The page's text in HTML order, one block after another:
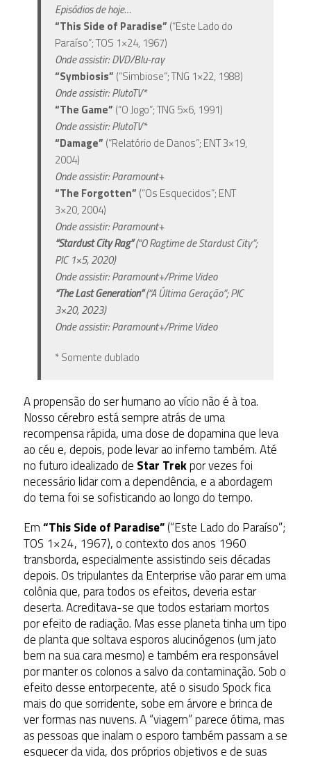
Episódios de hoje…
“This Side of Paradise” (“Este Lado do
Paraíso”; TOS 1×24, 1967)
Onde assistir: DVD/Blu-ray
“Symbiosis” (“Simbiose”; TNG 1×22, 1988)
Onde assistir: PlutoTV*
“The Game” (“O Jogo”; TNG 5×6, 1991)
Onde assistir: PlutoTV*
“Damage” (“Relatório de Danos”; ENT 3×19,
2004)
Onde assistir: Paramount+
“The Forgotten” (“Os Esquecidos”; ENT
3×20, 2004)
Onde assistir: Paramount+
“Stardust City Rag”(“O Ragtime de Stardust City”;
PIC 1×5, 2020)
Onde assistir: Paramount+/Prime Video
“The Last Generation”(“A Última Geração”; PIC
3×20, 2023)
Onde assistir: Paramount+/Prime Video
* Somente dublado
A propensão do ser humano ao vício não é à toa.
Nosso cérebro está sempre atrás de uma
recompensa rápida, uma dose de dopamina que leva
ao céu e, depois, pode levar ao inferno também. Até
no futuro idealizado de Star Trekpor vezes foi
necessário lidar com a dependência, e a abordagem
do tema foi se sofisticando ao longo do tempo.
Em“This Side of Paradise”(“Este Lado do Paraíso”;
TOS 1×24, 1967), o contexto dos anos 1960
transborda, especialmente assistindo seis décadas
depois. Os tripulantes da Enterprise vão parar em uma
colônia que, para todos os efeitos, deveria estar
deserta. Acreditava-se que todos estariam mortos
por efeito de radiação. Mas esse planeta tinha um tipo
de planta que soltava esporos alucinógenos (um jato
bem na sua cara mesmo) e também era responsável
por manter os colonos a salvo da contaminação. Sob o
efeito desse entorpecente, até o sisudo Spock fica
mais do que sorridente, sobe em árvore e brinca de
ver formas nas nuvens. A “viagem” parece ótima, mas
as pessoas que inalam o esporo também passam a se
esquecer da vida, dos próprios objetivos e de suas